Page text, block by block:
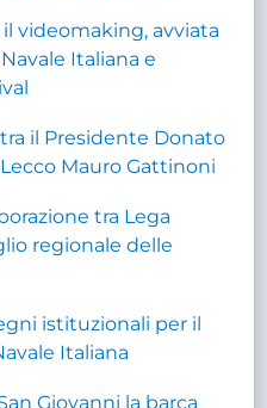
videomaking, avviata
Italiana e
il Presidente Donato
Mauro Gattinoni
tra Lega
regionale delle
istituzionali per il
Italiana
Giovanni la barca